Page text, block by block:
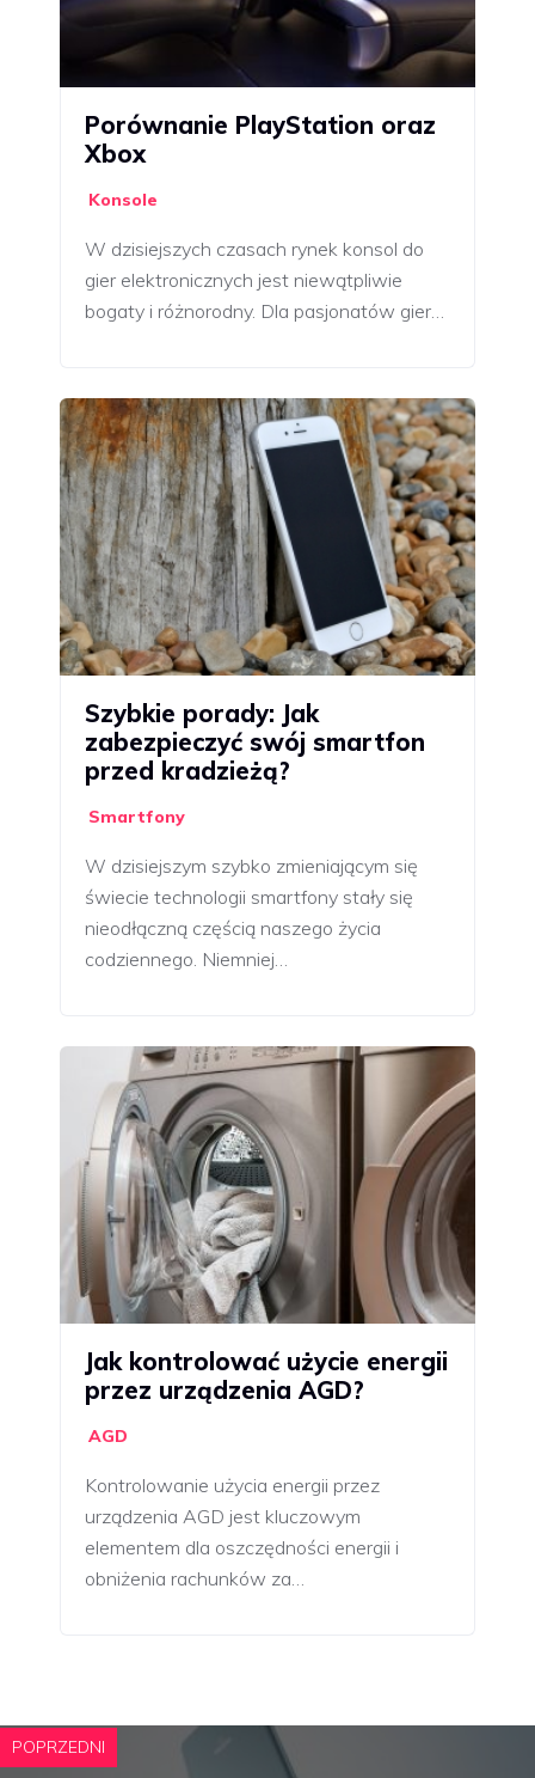
Porównanie PlayStation oraz
Xbox
Konsole
W dzisiejszych czasach rynek konsol do
gier elektronicznych jest niewątpliwie
bogaty i różnorodny. Dla pasjonatów gier…
Szybkie porady: Jak
zabezpieczyć swój smartfon
przed kradzieżą?
Smartfony
W dzisiejszym szybko zmieniającym się
świecie technologii smartfony stały się
nieodłączną częścią naszego życia
codziennego. Niemniej…
Jak kontrolować użycie energii
przez urządzenia AGD?
AGD
Kontrolowanie użycia energii przez
urządzenia AGD jest kluczowym
elementem dla oszczędności energii i
obniżenia rachunków za…
POPRZEDNI